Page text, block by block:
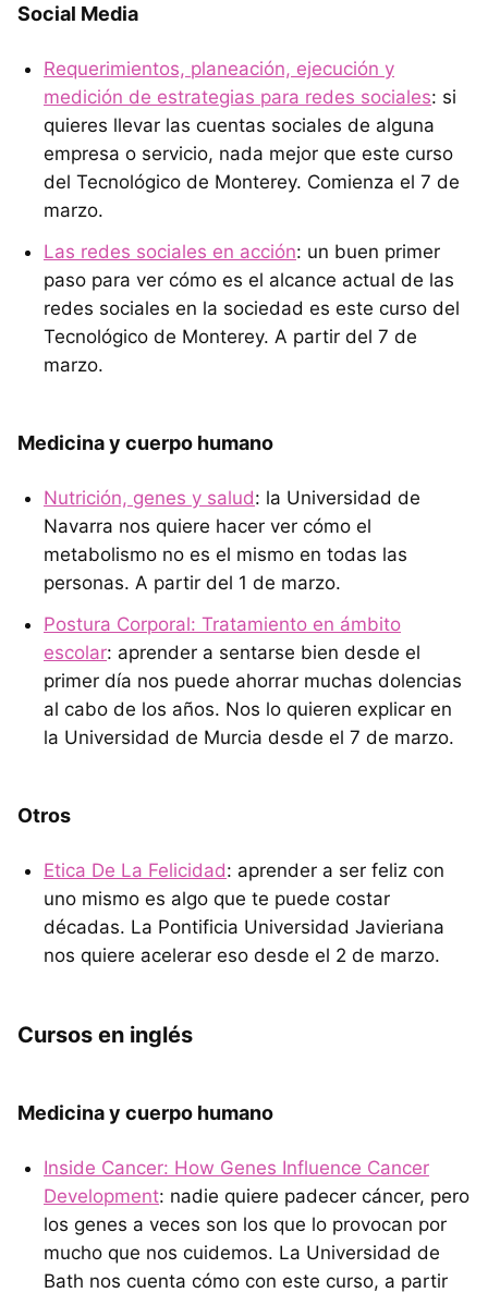
Social Media
Requerimientos, planeación, ejecución y
medición de estrategias para redes sociales: si
quieres llevar las cuentas sociales de alguna
empresa o servicio, nada mejor que este curso
del Tecnológico de Monterey. Comienza el 7 de
marzo.
Las redes sociales en acción: un buen primer
paso para ver cómo es el alcance actual de las
redes sociales en la sociedad es este curso del
Tecnológico de Monterey. A partir del 7 de
marzo.
Medicina y cuerpo humano
Nutrición, genes y salud: la Universidad de
Navarra nos quiere hacer ver cómo el
metabolismo no es el mismo en todas las
personas. A partir del 1 de marzo.
Postura Corporal: Tratamiento en ámbito
escolar: aprender a sentarse bien desde el
primer día nos puede ahorrar muchas dolencias
al cabo de los años. Nos lo quieren explicar en
la Universidad de Murcia desde el 7 de marzo.
Otros
Etica De La Felicidad: aprender a ser feliz con
uno mismo es algo que te puede costar
décadas. La Pontificia Universidad Javieriana
nos quiere acelerar eso desde el 2 de marzo.
Cursos en inglés
Medicina y cuerpo humano
Inside Cancer: How Genes Influence Cancer
Development: nadie quiere padecer cáncer, pero
los genes a veces son los que lo provocan por
mucho que nos cuidemos. La Universidad de
Bath nos cuenta cómo con este curso, a partir